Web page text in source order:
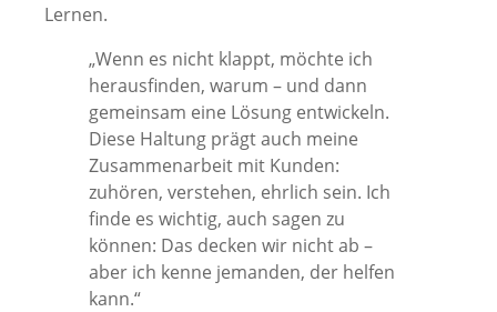
Lernen.
„Wenn es nicht klappt, möchte ich
herausfinden, warum – und dann
gemeinsam eine Lösung entwickeln.
Diese Haltung prägt auch meine
Zusammenarbeit mit Kunden:
zuhören, verstehen, ehrlich sein. Ich
finde es wichtig, auch sagen zu
können: Das decken wir nicht ab –
aber ich kenne jemanden, der helfen
kann.“